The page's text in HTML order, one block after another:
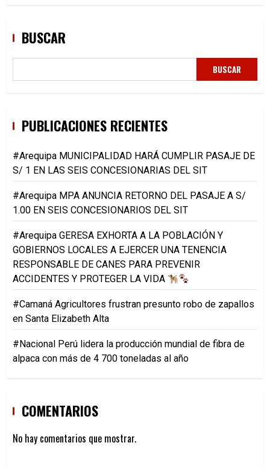
BUSCAR
BUSCAR
PUBLICACIONES RECIENTES
#Arequipa MUNICIPALIDAD HARÁ CUMPLIR PASAJE DE
S/ 1 EN LAS SEIS CONCESIONARIAS DEL SIT
#Arequipa MPA ANUNCIA RETORNO DEL PASAJE A S/
1.00 EN SEIS CONCESIONARIOS DEL SIT
#Arequipa GERESA EXHORTA A LA POBLACIÓN Y
GOBIERNOS LOCALES A EJERCER UNA TENENCIA
RESPONSABLE DE CANES PARA PREVENIR
ACCIDENTES Y PROTEGER LA VIDA
#Camaná Agricultores frustran presunto robo de zapallos
en Santa Elizabeth Alta
#Nacional Perú lidera la producción mundial de fibra de
alpaca con más de 4 700 toneladas al año
COMENTARIOS
No hay comentarios que mostrar.